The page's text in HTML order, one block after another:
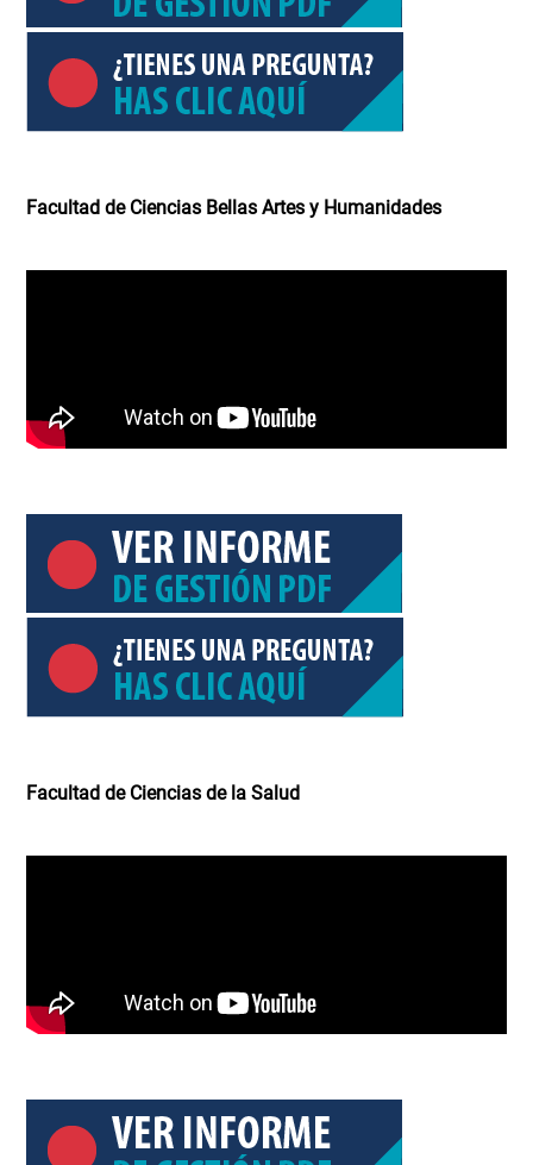
Facultad de Ciencias Bellas Artes y Humanidades
Facultad de Ciencias de la Salud